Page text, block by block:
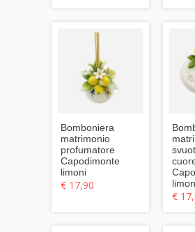
Bomboniera
matrimonio
profumatore
Capodimonte
limoni
€ 17,90
€